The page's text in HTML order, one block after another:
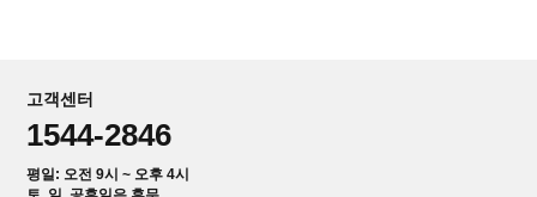
고객센터
1544-2846
평일: 오전 9시 ~ 오후 4시